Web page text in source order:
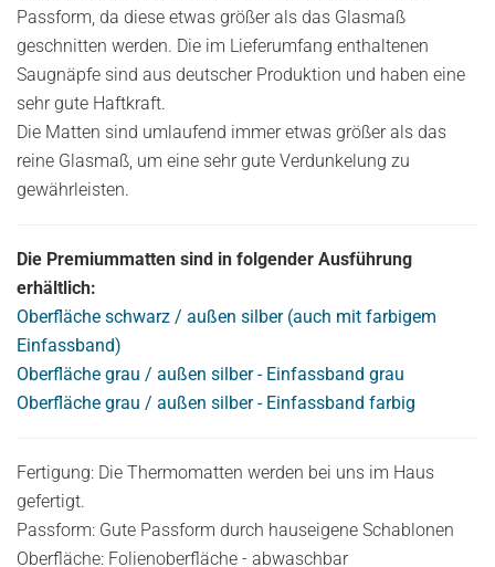
Passform, da diese etwas größer als das Glasmaß
geschnitten werden. Die im Lieferumfang enthaltenen
Saugnäpfe sind aus deutscher Produktion und haben eine
sehr gute Haftkraft.
Die Matten sind umlaufend immer etwas größer als das
reine Glasmaß, um eine sehr gute Verdunkelung zu
gewährleisten.
Die Premiummatten sind in folgender Ausführung
erhältlich:
Oberfläche schwarz / außen silber (auch mit farbigem
Einfassband)
Oberfläche grau / außen silber - Einfassband grau
Oberfläche grau / außen silber - Einfassband farbig
Fertigung: Die Thermomatten werden bei uns im Haus
gefertigt.
Passform: Gute Passform durch hauseigene Schablonen
Oberfläche: Folienoberfläche - abwaschbar